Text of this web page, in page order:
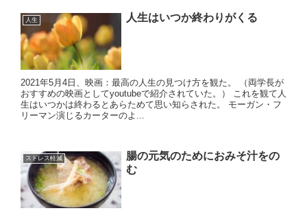
人生 人生はいつか終わりがくる
2021年5月4日、映画：最高の人生の見つけ方を観た。 （両学長が
おすすめの映画としてyoutubeで紹介されていた。） これを観て人
生はいつかは終わるとあらためて思い知らされた。 モーガン・フ
リーマン演じるカーターのよ...
ストレス軽減
腸の元気のためにおみそ汁をの
む